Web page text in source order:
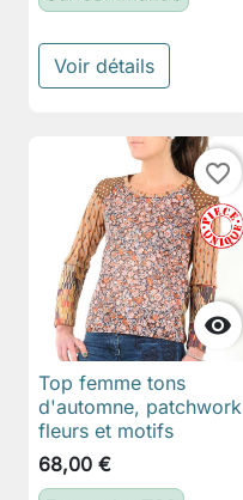
Voir détails

favorite_border
Top femme tons
d'automne, patchwork
fleurs et motifs
68,00 €